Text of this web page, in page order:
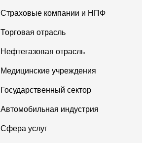
Страховые компании и НПФ
Торговая отрасль
Нефтегазовая отрасль
Медицинские учреждения
Государственный сектор
Автомобильная индустрия
Сфера услуг